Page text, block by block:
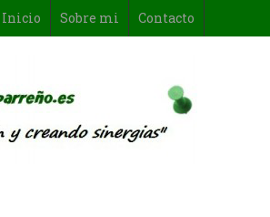
Inicio Sobre mi Contacto